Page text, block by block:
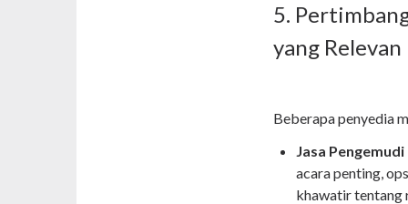
5.
yang Relevan
Beberapa penyedia
Jasa
acara penting,
khawatir tentang